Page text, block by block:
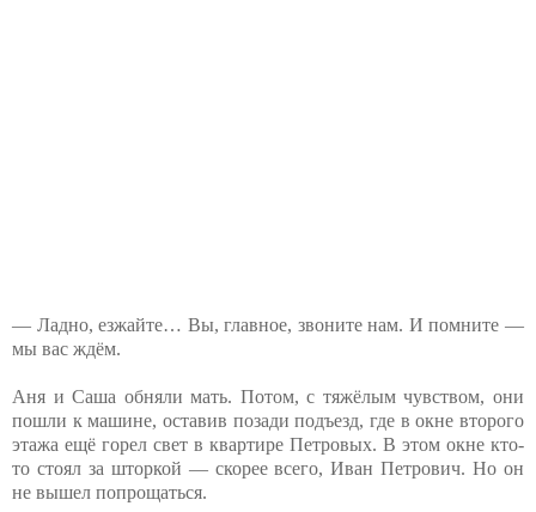
— Ладно, езжайте… Вы, главное, звоните нам. И помните —
мы вас ждём.
Аня и Саша обняли мать. Потом, с тяжёлым чувством, они
пошли к машине, оставив позади подъезд, где в окне второго
этажа ещё горел свет в квартире Петровых. В этом окне кто-
то стоял за шторкой — скорее всего, Иван Петрович. Но он
не вышел попрощаться.